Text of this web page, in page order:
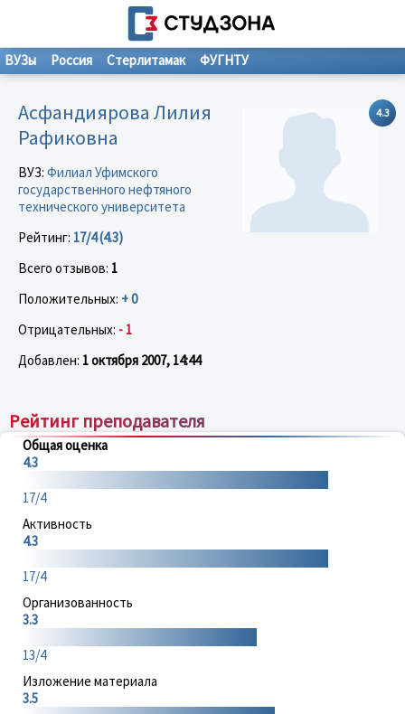
ВУЗы Россия Стерлитамак ФУГНТУ
4.3
Асфандиярова Лилия
Рафиковна
ВУЗ: Филиал Уфимского
государственного нефтяного
технического университета
Рейтинг: 17/4 (4.3)
Всего отзывов: 1
Положительных: + 0
Отрицательных: - 1
Добавлен: 1 октября 2007, 14:44
Рейтинг преподавателя
Общая оценка
4.3
17/4
Активность
4.3
17/4
Организованность
3.3
13/4
Изложение материала
3.5